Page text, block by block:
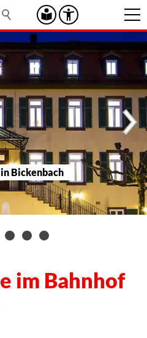
Bickenbach
im Bahnhof